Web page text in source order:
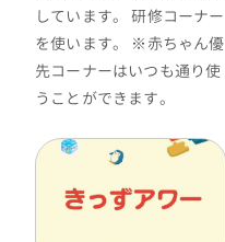
しています。 研修コーナー
を使います。 ※赤ちゃん優
先コーナーはいつも通り使
うことができます。